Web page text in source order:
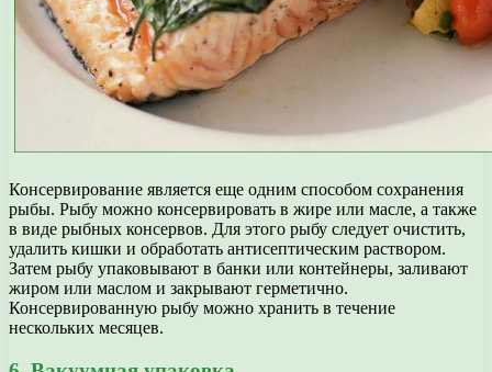
Консервирование является еще одним способом сохранения
рыбы. Рыбу можно консервировать в жире или масле, а также
в виде рыбных консервов. Для этого рыбу следует очистить,
удалить кишки и обработать антисептическим раствором.
Затем рыбу упаковывают в банки или контейнеры, заливают
жиром или маслом и закрывают герметично.
Консервированную рыбу можно хранить в течение
нескольких месяцев.